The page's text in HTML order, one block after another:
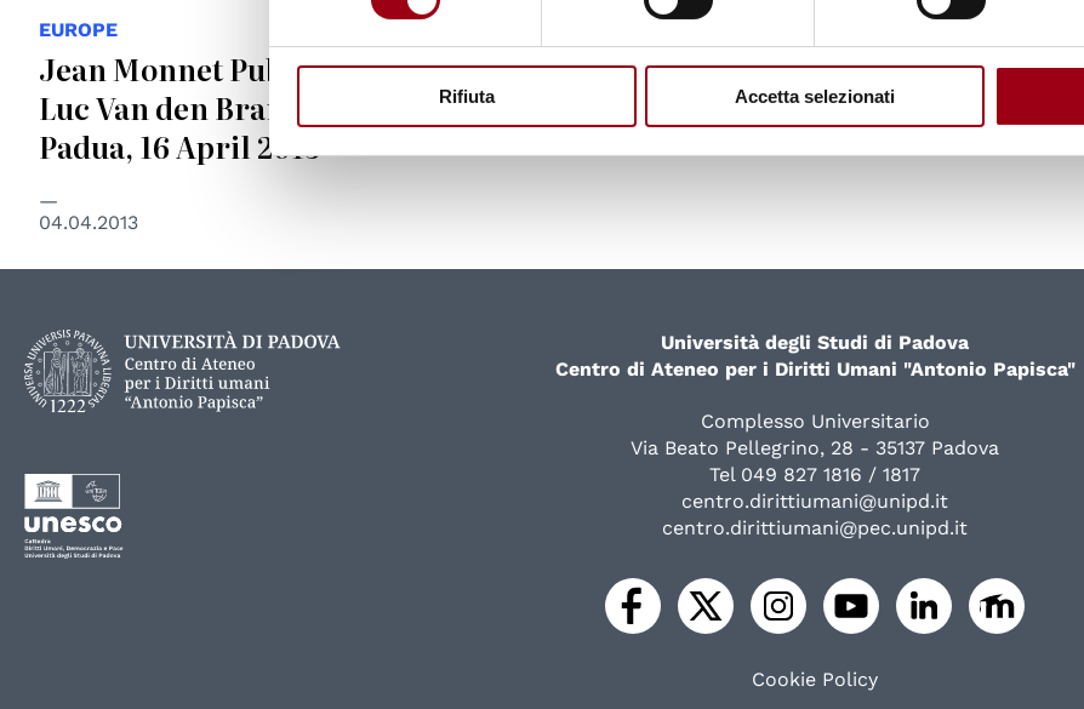
Rifiuta Accetta selezionati
EUROPE
Jean Monnet Public Lecture by
Luc Van den Brande, University of
Padua, 16 April 2013
04.04.2013
Università degli Studi di Padova
Centro di Ateneo per i Diritti Umani "Antonio Papisca"
Complesso Universitario
Via Beato Pellegrino, 28 - 35137 Padova
Tel 049 827 1816 / 1817
centro.dirittiumani@unipd.it
centro.dirittiumani@pec.unipd.it
Cookie Policy